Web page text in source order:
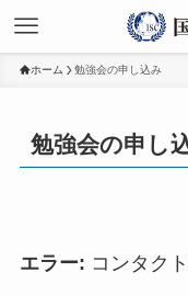
ホーム 勉強会の申し込み
勉強会の申し
エラー: コンタク